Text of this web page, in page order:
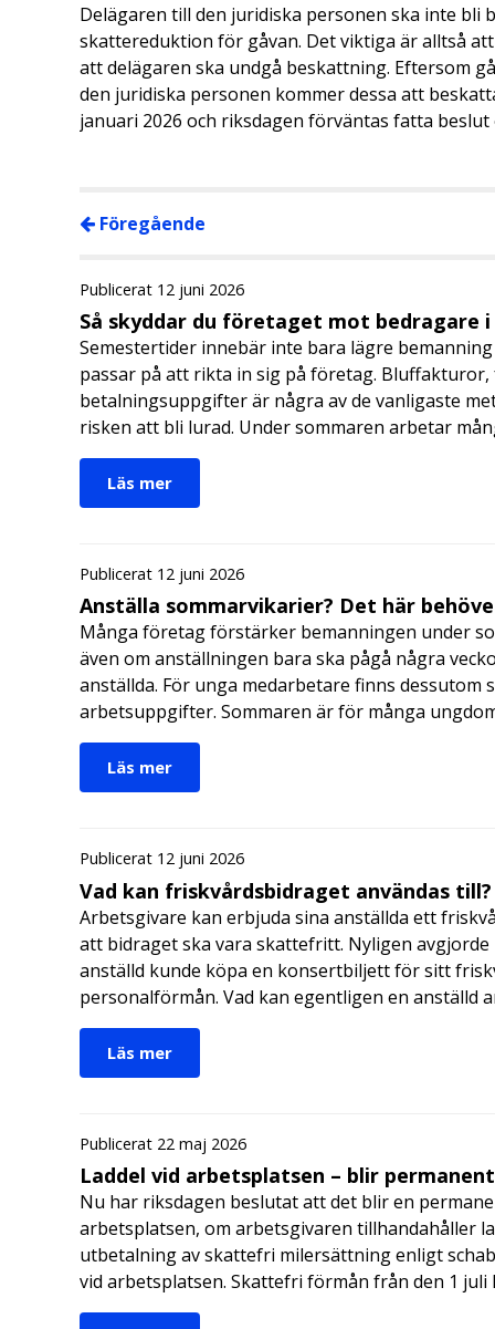
Delägaren till den juridiska personen ska inte
skattereduktion för gåvan. Det viktiga är alltså
att delägaren ska undgå beskattning. Eftersom
den juridiska personen kommer dessa att
januari 2026 och riksdagen förväntas fatta beslut
Föregående
Publicerat 12 juni 2026
Så skyddar du företaget mot bedragare
Semestertider innebär inte bara lägre
passar på att rikta in sig på företag.
betalningsuppgifter är några av de vanligaste
risken att bli lurad. Under sommaren arbetar
Läs mer
Publicerat 12 juni 2026
Anställa sommarvikarier? Det här
Många företag förstärker bemanningen under
även om anställningen bara ska pågå några
anställda. För unga medarbetare finns
arbetsuppgifter. Sommaren är för många
Läs mer
Publicerat 12 juni 2026
Vad kan friskvårdsbidraget användas till?
Arbetsgivare kan erbjuda sina anställda ett
att bidraget ska vara skattefritt. Nyligen
anställd kunde köpa en konsertbiljett för sitt
personalförmån. Vad kan egentligen en anställd
Läs mer
Publicerat 22 maj 2026
Laddel vid arbetsplatsen – blir
Nu har riksdagen beslutat att det blir en
arbetsplatsen, om arbetsgivaren tillhandahåller
utbetalning av skattefri milersättning enligt
vid arbetsplatsen. Skattefri förmån från den 1 juli